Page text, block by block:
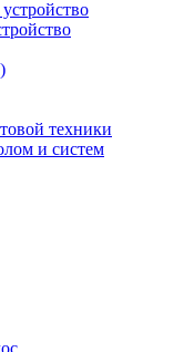
техники
и систем